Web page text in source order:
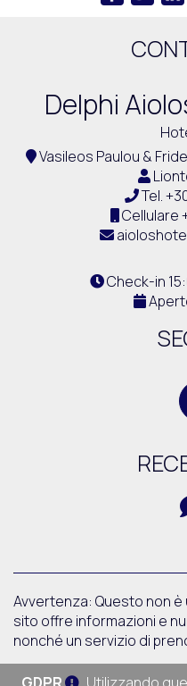
Delphi
Vasileos Paulou &
Tel.
Cellulare
Check-in
Avvertenza: Questo non
sito offre informazioni e
nonché un servizio di